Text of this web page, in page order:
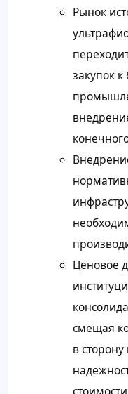
Рынок
закупок
Ценовое
смещая
в